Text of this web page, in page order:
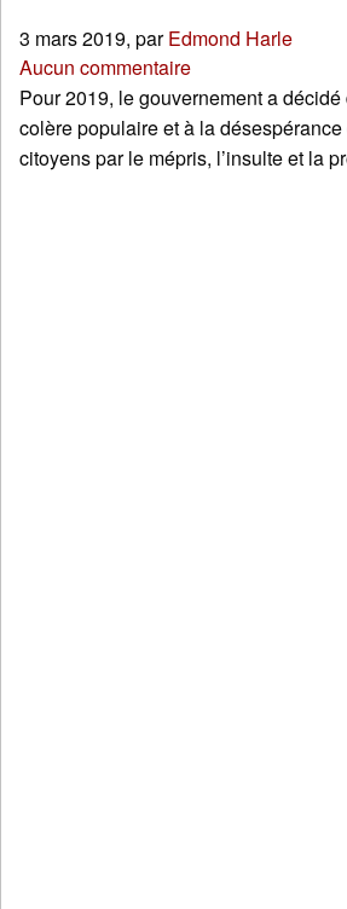
3 mars 2019, parEdmond Harle
Aucun commentaire
Pour 2019, le gouvernement a
colère populaire et à la
citoyens par le mépris, l’insulte et la